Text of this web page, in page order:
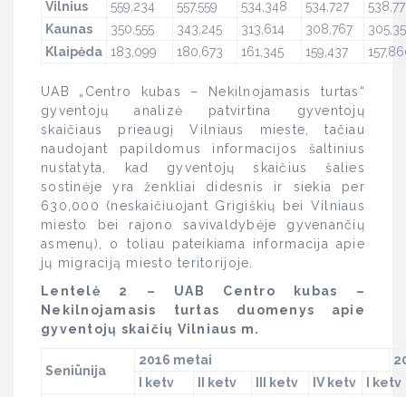
Vilnius
559,234 557,559 534,348 534,727
Kaunas
350,555 343,245 313,614 308,767
Klaipėda 183,099 180,673 161,345 159,437
UAB „Centro kubas – Nekilnojamasis turtas“
gyventojų analizė patvirtina gyventojų
skaičiaus prieaugį Vilniaus mieste, tačiau
naudojant papildomus informacijos šaltinius
nustatyta, kad gyventojų skaičius šalies
sostinėje yra ženkliai didesnis ir siekia per
630,000 (neskaičiuojant Grigiškių bei Vilniaus
miesto bei rajono savivaldybėje gyvenančių
asmenų), o toliau pateikiama informacija apie
jų migraciją miesto teritorijoje.
Lentelė 2 – UAB Centro kubas –
Nekilnojamasis turtas duomenys apie
gyventojų skaičių Vilniaus m.
Seniūnija
2016 metai
I ketv
II ketv III ketv IV ketv
I ketv